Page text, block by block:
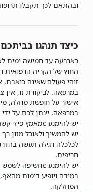
ובהתאם לכך תקבלו
כיצד תנהגו בביתכם
כארבעה עד חמישה ימים
החוץ של הקריה הרפואית
זוהי פעולה שאינה
במרפאה. לביקורת זו, אין
אישור על חופשת מחלה,
במרפאה, יינתן לכם על
יש להימנע ממאמץ פיזי
יש להמשיך ולאוכל מזון
לכלכלה רגילה תעשה
חריפים.
יש להימנע מחשיפה לשמש
במידה ויופיע דימום
המחלקה.